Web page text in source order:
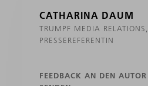
CATHARINA DAUM
TRUMPF MEDIA RELATIONS,
PRESSEREFERENTIN
FEEDBACK AN DEN AUTOR